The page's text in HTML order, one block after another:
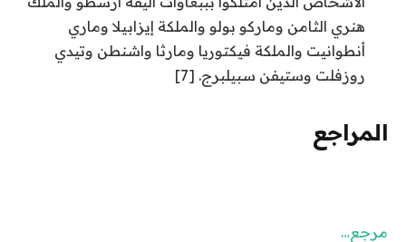
هنري الثامن وماركو بولو والملكة إيزابيلا وماري
أنطوانيت والملكة فيكتوريا ومارثا واشنطن وتيدي
روزفلت وستيفن سبيلبرج. [7]
المراجع
مرجع…